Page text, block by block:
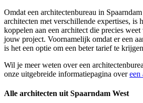
Omdat een architectenbureau in
architecten met verschillende expertises, is
koppelen aan een architect die precies
jouw project. Voornamelijk omdat er een
is het een optie om een beter tarief te
Wil je meer weten over een
onze uitgebreide informatiepagina overeen
Alle architecten uit Spaarndam West